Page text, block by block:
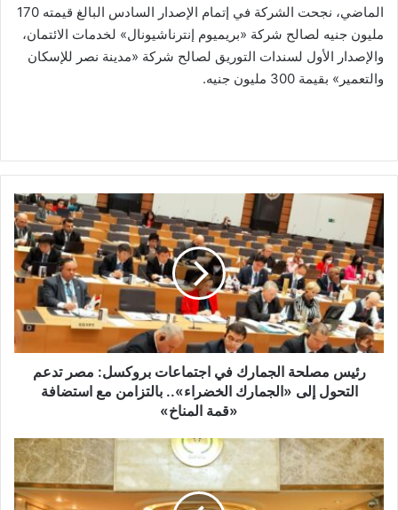
الماضي، نجحت الشركة في إتمام الإصدار السادس البالغ قيمته 170
مليون جنيه لصالح شركة «بريميوم إنترناشيونال» لخدمات الائتمان،
والإصدار الأول لسندات التوريق لصالح شركة «مدينة نصر للإسكان
والتعمير» بقيمة 300 مليون جنيه.
رئيس
مصلحة
الجمارك
في
اجتماعات
بروكسل:
مصر
تدعم
التحول
«الجمارك
مع
استضافة
«قمة
المناخ»
رئيس مصلحة الجمارك في اجتماعات بروكسل: مصر تدعم
التحول إلى «الجمارك الخضراء».. بالتزامن مع استضافة
«قمة المناخ»
المشاط
تشارك
في
إطلاق